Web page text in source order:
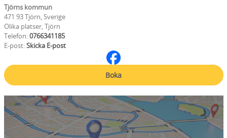
Tjörns kommun
471 93 Tjörn, Sverige
Olika platser, Tjörn
Telefon:0766341185
E-post:Skicka E-post
Boka